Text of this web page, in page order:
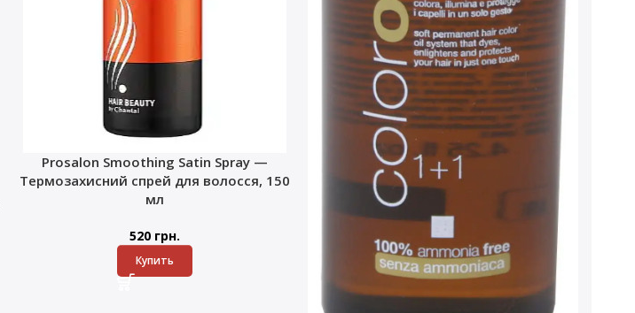
Prosalon Smoothing Satin Spray —
Термозахисний спрей для волосся, 150
мл
520 грн.
Купить